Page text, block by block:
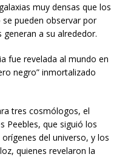
muy densas que los
pueden observar por
a su alrededor.
fue revelada al mundo en
negro” inmortalizado
tres cosmólogos, el
Peebles, que siguió los
del universo, y los
quienes revelaron la